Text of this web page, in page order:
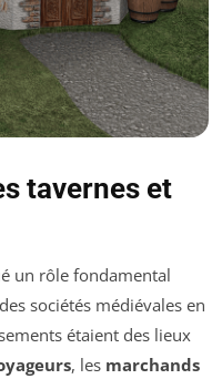
tavernes et
un rôle fondamental
sociétés médiévales en
étaient des lieux
, les marchands